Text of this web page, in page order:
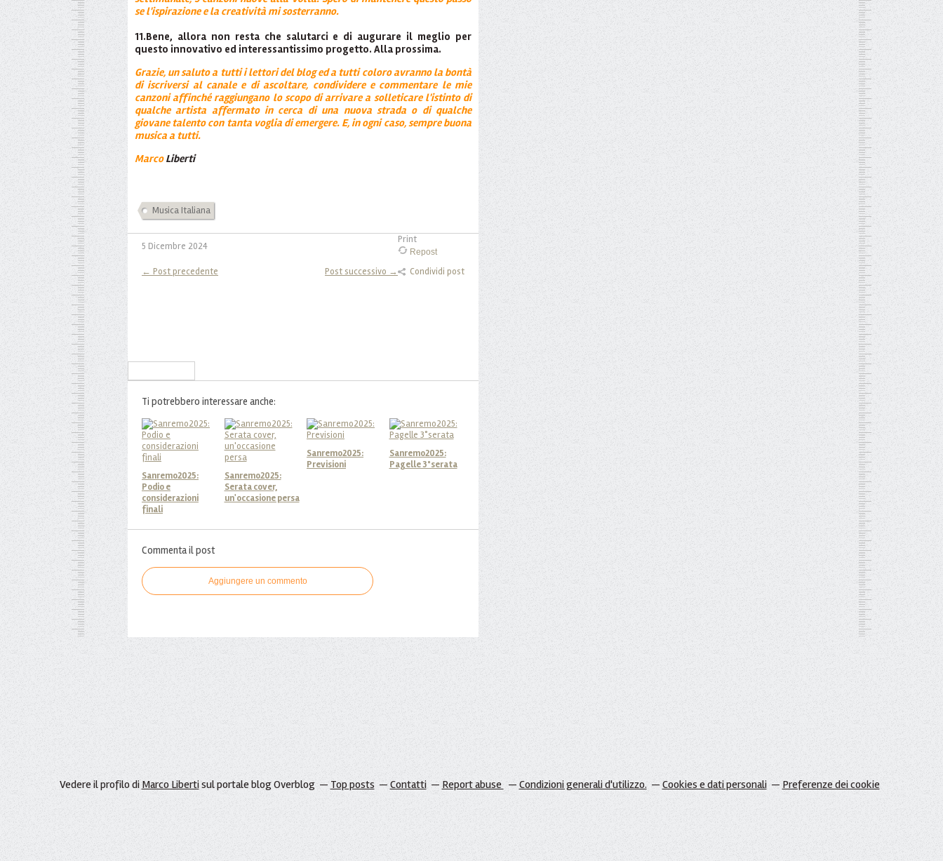
se l'ispirazione e la creatività mi sosterranno.
11.Bene, allora non resta che salutarci e di augurare il meglio per
questo innovativo ed interessantissimo progetto. Alla prossima.
Grazie, un saluto a tutti i lettori del blog ed a tutti coloro avranno la bontà
di iscriversi al canale e di ascoltare, condividere e commentare le mie
canzoni affinché raggiungano lo scopo di arrivare a solleticare l'istinto di
qualche artista affermato in cerca di una nuova strada o di qualche
giovane talento con tanta voglia di emergere. E, in ogni caso, sempre buona
musica a tutti.
MarcoLiberti
Musica Italiana
5 Dicembre 2024
Print
Repost
Condividi post
← Post precedente Post successivo →
Ti potrebbero interessare anche:
Sanremo2025:
Podio e
considerazioni
finali
Sanremo2025:
Serata cover,
un'occasione persa
Sanremo2025:
Previsioni
Sanremo2025:
Pagelle 3°serata
Commenta il post
Aggiungere un commento
Vedere il profilo di Marco Libertisul portale blog Overblog Top posts Contatti Report abuse Condizioni generali d'utilizzo. Cookies e dati personali Preferenze dei cookie